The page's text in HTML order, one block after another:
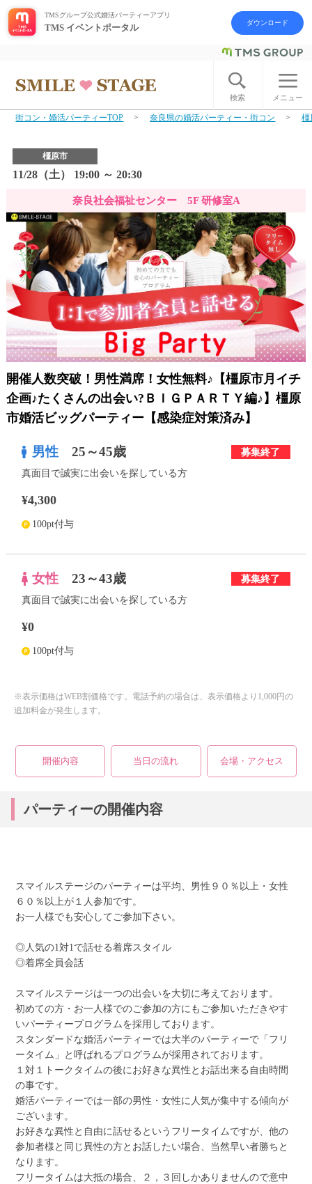
ログイン アカウント登録
今週の婚活パーティー
婚活パーティーの流れ
よくあるご質問
アフターアプローチとは
お問い合わせ
利用規約
個人情報保護方針launch
子どもの安全基準に関するポリシーlaunch
運営会社 launch
公式アカウントで最新情報を配信中！
PR
おすすめの優良結婚相談所をご紹介
TMSグループ公式婚活パーティーアプリ
TMS イベントポータル ダウンロード
検索 メニュー
街コン・婚活パーティーTOP 奈良県の婚活パーティー・街コン 橿
橿原市
11/28（土） 19:00 ～ 20:30
奈良社会福祉センター 5F 研修室A
開催人数突破！男性満席！女性無料♪【橿原市月イチ
企画♪たくさんの出会い?ＢＩＧＰＡＲＴＹ編♪】橿原
市婚活ビッグパーティー【感染症対策済み】
男性 25～45歳 募集終了
真面目で誠実に出会いを探している方
¥4,300
100pt付与
女性 23～43歳 募集終了
真面目で誠実に出会いを探している方
¥0
100pt付与
※表示価格はWEB割価格です。電話予約の場合は、表示価格より1,000円の
追加料金が発生します。
開催内容 当日の流れ 会場・アクセス
パーティーの開催内容
スマイルステージのパーティーは平均、男性９０％以上・女性
６０％以上が１人参加です。
お一人様でも安心してご参加下さい。
◎人気の1対1で話せる着席スタイル
◎着席全員会話
スマイルステージは一つの出会いを大切に考えております。
初めての方・お一人様でのご参加の方にもご参加いただきやす
いパーティープログラムを採用しております。
スタンダードな婚活パーティーでは大半のパーティーで「フリ
ータイム」と呼ばれるプログラムが採用されております。
１対１トークタイムの後にお好きな異性とお話出来る自由時間
の事です。
婚活パーティーでは一部の男性・女性に人気が集中する傾向が
ございます。
お好きな異性と自由に話せるというフリータイムですが、他の
参加者様と同じ異性の方とお話したい場合、当然早い者勝ちと
なります。
フリータイムは大抵の場合、２，３回しかありませんので意中